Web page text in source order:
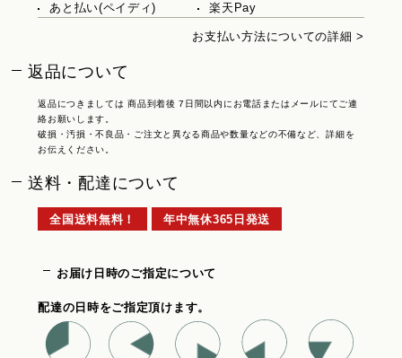
あと払い(ペイディ)
楽天Pay
お支払い方法についての詳細 >
返品について
返品につきましては 商品到着後 7日間以内にお電話またはメールにてご連
絡お願いします。
破損・汚損・不良品・ご注文と異なる商品や数量などの不備など、詳細を
お伝えください。
送料・配達について
全国送料無料！ 年中無休365日発送
お届け日時のご指定について
配達の日時をご指定頂けます。